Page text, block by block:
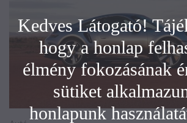
Kedves Látogató!
hogy a honlap
élmény fokozásának
sütiket
honlapunk